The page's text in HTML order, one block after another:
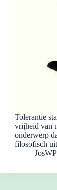
Tolerantie
vrijheid van
onderwerp
filosofisch
JosWP